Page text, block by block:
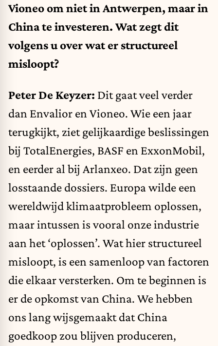
Vioneo om niet in Antwerpen, maar in
China te investeren. Wat zegt dit
volgens u over wat er structureel
misloopt?
Peter De Keyzer: Dit gaat veel verder
dan Envalior en Vioneo. Wie een jaar
terugkijkt, ziet gelijkaardige beslissingen
bij TotalEnergies, BASF en ExxonMobil,
en eerder al bij Arlanxeo. Dat zijn geen
losstaande dossiers. Europa wilde een
wereldwijd klimaatprobleem oplossen,
maar intussen is vooral onze industrie
aan het ‘oplossen’. Wat hier structureel
misloopt, is een samenloop van factoren
die elkaar versterken. Om te beginnen is
er de opkomst van China. We hebben
ons lang wijsgemaakt dat China
goedkoop zou blijven produceren,